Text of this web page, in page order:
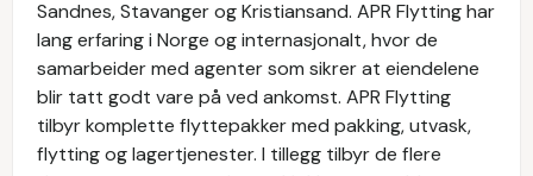
Sandnes, Stavanger og Kristiansand. APR Flytting har
lang erfaring i Norge og internasjonalt, hvor de
samarbeider med agenter som sikrer at eiendelene
blir tatt godt vare på ved ankomst. APR Flytting
tilbyr komplette flyttepakker med pakking, utvask,
flytting og lagertjenester. I tillegg tilbyr de flere